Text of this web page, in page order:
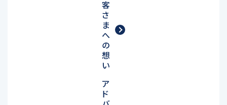
客
さ
ま
へ
の
想
い
ア
ド